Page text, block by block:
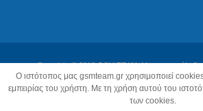
Copyright © 2018 GSM TEAM. Με την επιφύλαξη
Κατασκευή Ιστοσελίδων:Z-
O ιστότοπος μας gsmteam.gr χρησιμοποιεί
εμπειρίας του χρήστη. Με τη χρήση αυτού του
των cookies.